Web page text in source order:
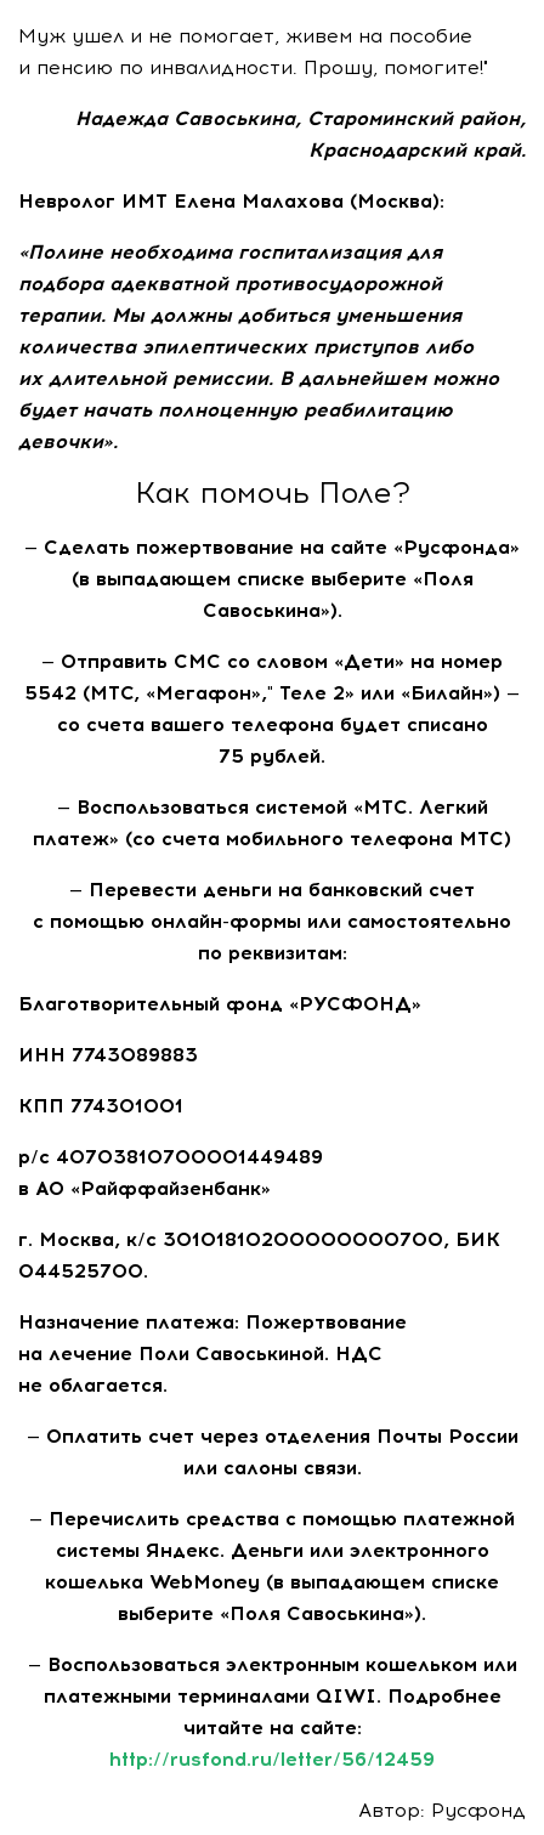
Муж ушел и не помогает, живем на пособие
и пенсию по инвалидности. Прошу, помогите!"
Надежда Савоськина, Староминский район,
Краснодарский край.
Невролог ИМТ Елена Малахова (Москва):
«Полине необходима госпитализация для
подбора адекватной противосудорожной
терапии. Мы должны добиться уменьшения
количества эпилептических приступов либо
их длительной ремиссии. В дальнейшем можно
будет начать полноценную реабилитацию
девочки».
Как помочь Поле?
— Сделать пожертвование на сайте «Русфонда»
(в выпадающем списке выберите «Поля
Савоськина»).
— Отправить СМС со словом «Дети» на номер
5542 (МТС, «Мегафон»," Теле 2» или «Билайн») —
со счета вашего телефона будет списано
75 рублей.
— Воспользоваться системой «МТС. Легкий
платеж» (со счета мобильного телефона МТС)
— Перевести деньги на банковский счет
с помощью онлайн-формы или самостоятельно
по реквизитам:
Благотворительный фонд «РУСФОНД»
ИНН 7743089883
КПП 774301001
р/с 40703810700001449489
в АО «Райффайзенбанк»
г. Москва, к/с 30101810200000000700, БИК
044525700.
Назначение платежа: Пожертвование
на лечение Поли Савоськиной. НДС
не облагается.
— Оплатить счет через отделения Почты России
или салоны связи.
— Перечислить средства с помощью платежной
системы Яндекс. Деньги или электронного
кошелька WebMoney (в выпадающем списке
выберите «Поля Савоськина»).
— Воспользоваться электронным кошельком или
платежными терминалами QIWI. Подробнее
читайте на сайте:
http://rusfond.ru/letter/56/12459
Автор: Русфонд